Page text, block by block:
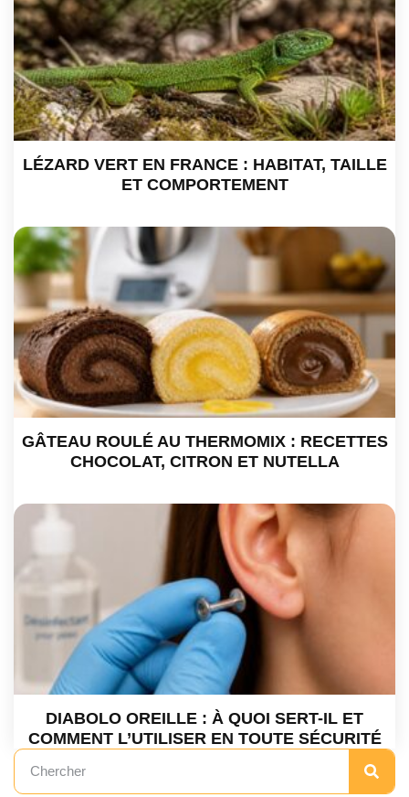
LÉZARD VERT EN FRANCE : HABITAT, TAILLE
ET COMPORTEMENT
GÂTEAU ROULÉ AU THERMOMIX : RECETTES
CHOCOLAT, CITRON ET NUTELLA
DIABOLO OREILLE : À QUOI SERT-IL ET
COMMENT L’UTILISER EN TOUTE SÉCURITÉ